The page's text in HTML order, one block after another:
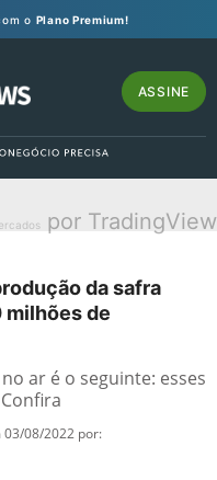
o Plano Premium!
ASSINE
por TradingView
da safra
milhões de
ar é o seguinte: esses
03/08/2022 por: